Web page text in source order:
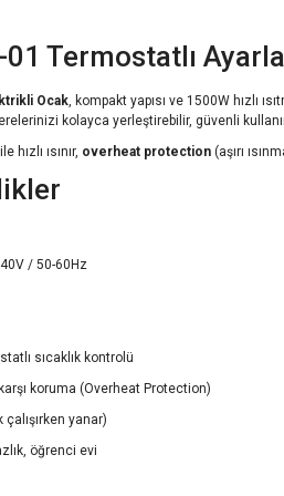
Termostatlı
Ocak, kompakt yapısı ve 1500W hızlı
kolayca yerleştirebilir, güvenli
hızlı ısınır, overheat protection (aşırı
/ 50-60Hz
sıcaklık kontrolü
karşı koruma (Overheat Protection)
çalışırken yanar)
öğrenci evi